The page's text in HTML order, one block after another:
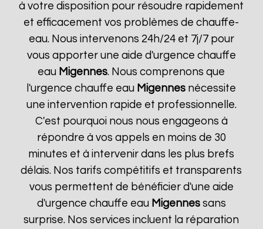
à votre disposition pour résoudre rapidement
et efficacement vos problèmes de chauffe-
eau. Nous intervenons 24h/24 et 7j/7 pour
vous apporter une aide d'urgence chauffe
eau Migennes. Nous comprenons que
l'urgence chauffe eau Migennes nécessite
une intervention rapide et professionnelle.
C'est pourquoi nous nous engageons à
répondre à vos appels en moins de 30
minutes et à intervenir dans les plus brefs
délais. Nos tarifs compétitifs et transparents
vous permettent de bénéficier d'une aide
d'urgence chauffe eau Migennessans
surprise. Nos services incluent la réparation